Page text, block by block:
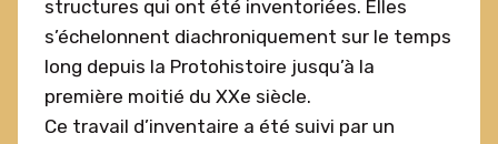
structures qui ont été inventoriées. Elles
s’échelonnent diachroniquement sur le temps
long depuis la Protohistoire jusqu’à la
première moitié du XXe siècle.
Ce travail d’inventaire a été suivi par un